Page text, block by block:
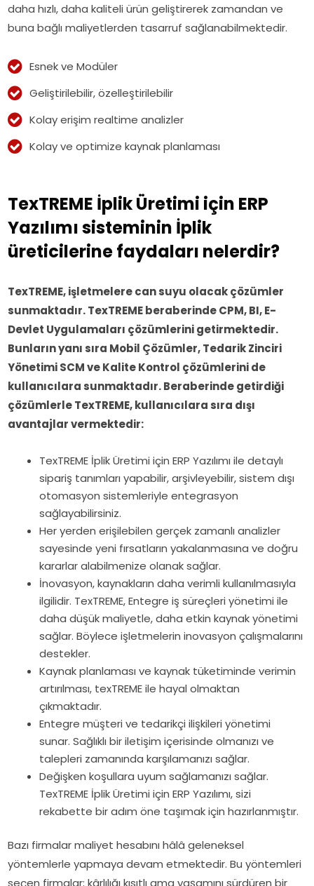
daha hızlı, daha kaliteli ürün geliştirerek zamandan ve
buna bağlı maliyetlerden tasarruf sağlanabilmektedir.
Esnek ve Modüler
Geliştirilebilir, özelleştirilebilir
Kolay erişim realtime analizler
Kolay ve optimize kaynak planlaması
TexTREME İplik Üretimi için ERP
Yazılımı sisteminin İplik
üreticilerine faydaları nelerdir?
TexTREME, işletmelere can suyu olacak çözümler
sunmaktadır. TexTREME beraberinde CPM, BI, E-
Devlet Uygulamaları çözümlerini getirmektedir.
Bunların yanı sıra Mobil Çözümler, Tedarik Zinciri
Yönetimi SCM ve Kalite Kontrol çözümlerini de
kullanıcılara sunmaktadır. Beraberinde getirdiği
çözümlerle TexTREME, kullanıcılara sıra dışı
avantajlar vermektedir:
TexTREME İplik Üretimi için ERP Yazılımı ile detaylı
sipariş tanımları yapabilir, arşivleyebilir, sistem dışı
otomasyon sistemleriyle entegrasyon
sağlayabilirsiniz.
Her yerden erişilebilen gerçek zamanlı analizler
sayesinde yeni fırsatların yakalanmasına ve doğru
kararlar alabilmenize olanak sağlar.
İnovasyon, kaynakların daha verimli kullanılmasıyla
ilgilidir. TexTREME, Entegre iş süreçleri yönetimi ile
daha düşük maliyetle, daha etkin kaynak yönetimi
sağlar. Böylece işletmelerin inovasyon çalışmalarını
destekler.
Kaynak planlaması ve kaynak tüketiminde verimin
artırılması, texTREME ile hayal olmaktan
çıkmaktadır.
Entegre müşteri ve tedarikçi ilişkileri yönetimi
sunar. Sağlıklı bir iletişim içerisinde olmanızı ve
talepleri zamanında karşılamanızı sağlar.
Değişken koşullara uyum sağlamanızı sağlar.
TexTREME İplik Üretimi için ERP Yazılımı, sizi
rekabette bir adım öne taşımak için hazırlanmıştır.
Bazı firmalar maliyet hesabını hâlâ geleneksel
yöntemlerle yapmaya devam etmektedir. Bu yöntemleri